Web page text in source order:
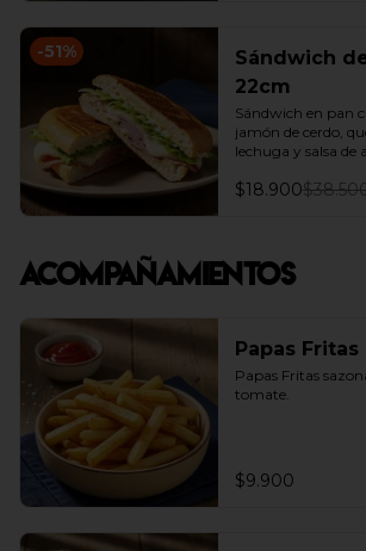
-51%
Sándwich
22cm
Sándwich en pan
jamón de cerdo,
lechuga y salsa de
$18.900
Acompañamientos
Papas Fritas
Papas Fritas
tomate.
$9.900